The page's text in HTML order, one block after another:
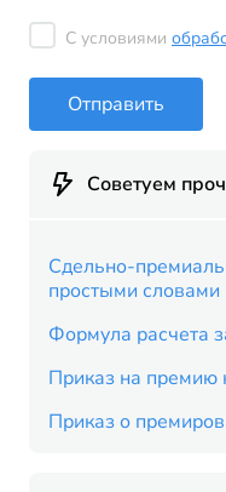
С условиями
Отправить
Советуем
Сдельно-
простыми словами
Формула расчета
Приказ на премию
Приказ о